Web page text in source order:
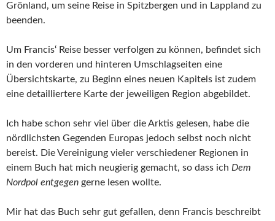
Grönland, um seine Reise in Spitzbergen und in Lappland zu
beenden.
Um Francis‘ Reise besser verfolgen zu können, befindet sich
in den vorderen und hinteren Umschlagseiten eine
Übersichtskarte, zu Beginn eines neuen Kapitels ist zudem
eine detailliertere Karte der jeweiligen Region abgebildet.
Ich habe schon sehr viel über die Arktis gelesen, habe die
nördlichsten Gegenden Europas jedoch selbst noch nicht
bereist. Die Vereinigung vieler verschiedener Regionen in
einem Buch hat mich neugierig gemacht, so dass ich Dem
Nordpol entgegen gerne lesen wollte.
Mir hat das Buch sehr gut gefallen, denn Francis beschreibt